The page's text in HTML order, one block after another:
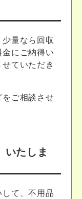
量なら回収
にご納得い
ていただき
ご相談させ
いたしま
て、不用品